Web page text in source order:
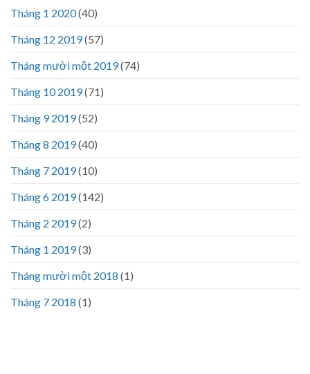
Tháng 1 2020(40)
Tháng 12 2019(57)
Tháng mười một 2019(74)
Tháng 10 2019(71)
Tháng 9 2019(52)
Tháng 8 2019(40)
Tháng 7 2019(10)
Tháng 6 2019(142)
Tháng 2 2019(2)
Tháng 1 2019(3)
Tháng mười một 2018 (1)
Tháng 7 2018 (1)